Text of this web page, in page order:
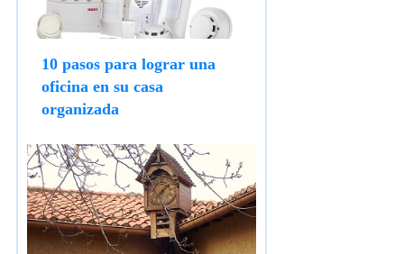
10 pasos para lograr una
oficina en su casa
organizada